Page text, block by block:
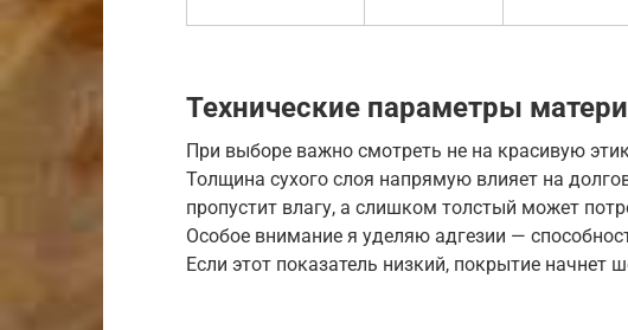
Технические параметры
При выборе важно смотреть не на красивую
Толщина сухого слоя напрямую влияет на
пропустит влагу, а слишком толстый может
Особое внимание я уделяю адгезии —
Если этот показатель низкий, покрытие начнет